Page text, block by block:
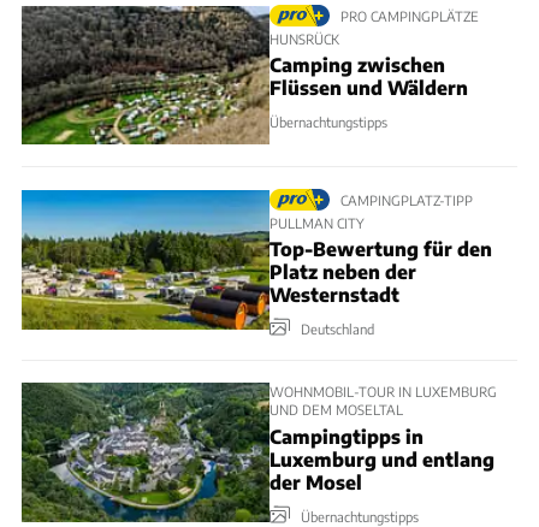
PRO CAMPINGPLÄTZE
HUNSRÜCK
Camping zwischen
Flüssen und Wäldern
Übernachtungstipps
CAMPINGPLATZ-TIPP
PULLMAN CITY
Top-Bewertung für den
Platz neben der
Westernstadt
Deutschland
WOHNMOBIL-TOUR IN LUXEMBURG
UND DEM MOSELTAL
Campingtipps in
Luxemburg und entlang
der Mosel
Übernachtungstipps